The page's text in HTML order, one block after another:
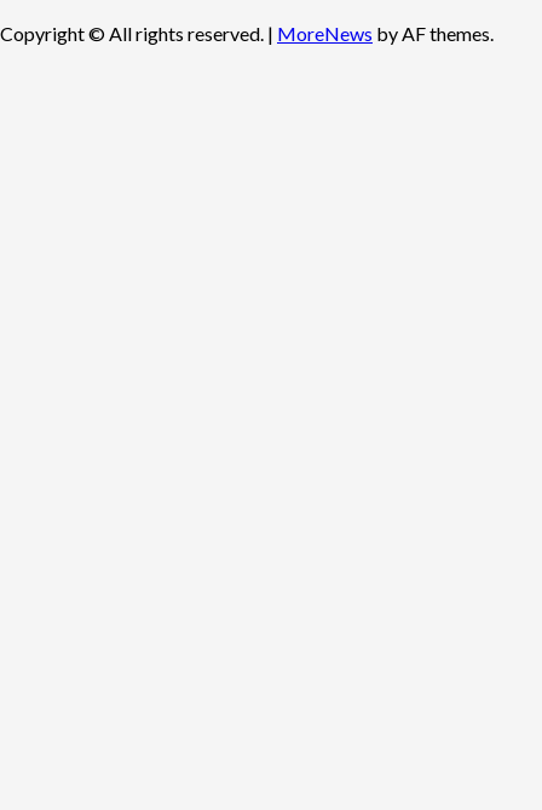
Copyright © All rights reserved. | MoreNews by AF themes.